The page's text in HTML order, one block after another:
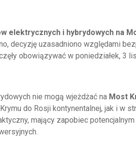
elektrycznych i hybrydowych na
decyzję uzasadniono względami
obowiązywać w poniedziałek, 3
nie mogą wjeżdżać na Most
do Rosji kontynentalnej, jak i w
mający zapobiec